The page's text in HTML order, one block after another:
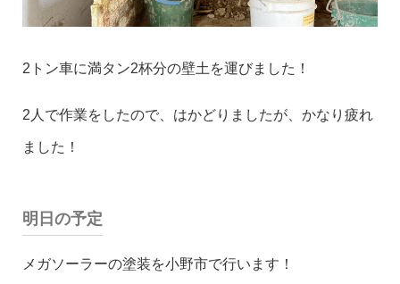
2トン車に満タン2杯分の壁土を運びました！
2人で作業をしたので、はかどりましたが、かなり疲れ
ました！
明日の予定
メガソーラーの塗装を小野市で行います！